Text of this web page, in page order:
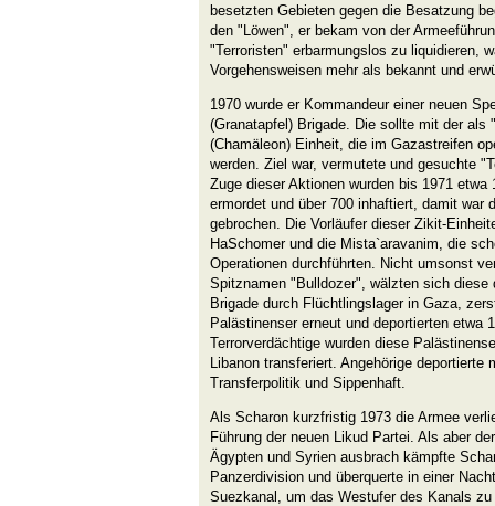
besetzten Gebieten gegen die Besatzung
den "Löwen", er bekam von der
"Terroristen" erbarmungslos zu liquidieren,
Vorgehensweisen mehr als bekannt und
1970 wurde er Kommandeur einer neuen
(Granatapfel) Brigade. Die sollte mit der als
(Chamäleon) Einheit, die im Gazastreifen
werden. Ziel war, vermutete und gesuchte
Zuge dieser Aktionen wurden bis 1971 etwa
ermordet und über 700 inhaftiert, damit war
gebrochen. Die Vorläufer dieser Zikit-
HaSchomer und die Mista`aravanim, die
Operationen durchführten. Nicht umsonst
Spitznamen "Bulldozer", wälzten sich diese
Brigade durch Flüchtlingslager in Gaza,
Palästinenser erneut und deportierten etwa
Terrorverdächtige wurden diese
Libanon transferiert. Angehörige
Transferpolitik und Sippenhaft.
Als Scharon kurzfristig 1973 die Armee
Führung der neuen Likud Partei. Als aber
Ägypten und Syrien ausbrach kämpfte
Panzerdivision und überquerte in einer
Suezkanal, um das Westufer des Kanals